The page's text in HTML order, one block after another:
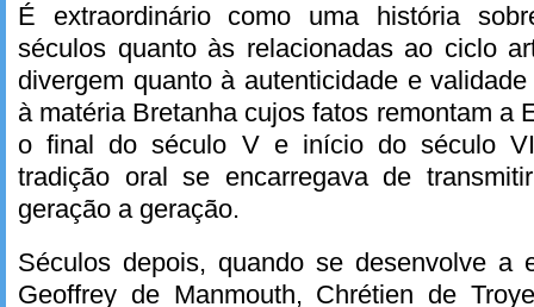
É extraordinário como uma história
séculos quanto às relacionadas ao ciclo
divergem quanto à autenticidade e
à matéria Bretanha cujos fatos remontam a
o final do século V e início do século
tradição oral se encarregava de
geração a geração.
Séculos depois, quando se desenvolve a
Geoffrey de Manmouth, Chrétien de